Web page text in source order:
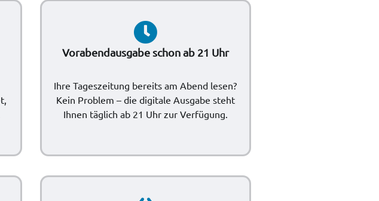
Vorabendausgabe schon ab 21 Uhr
Ihre Tageszeitung bereits am Abend lesen?
Kein Problem – die digitale Ausgabe steht
Ihnen täglich ab 21 Uhr zur Verfügung.